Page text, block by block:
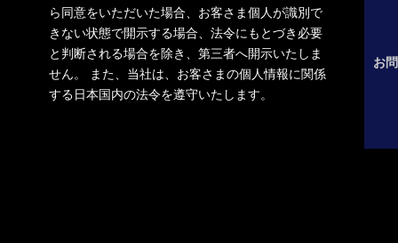
ら同意をいただいた場合、お客さま個人が識別で
きない状態で開示する場合、法令にもとづき必要
と判断される場合を除き、第三者へ開示いたしま
せん。 また、当社は、お客さまの個人情報に関係
する日本国内の法令を遵守いたします。
お